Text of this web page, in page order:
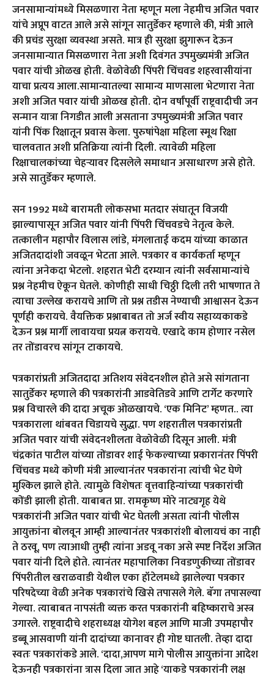
जनसामान्यांमध्ये मिसळणारा नेता म्हणून मला नेहमीच अजित पवार
यांचे अप्रूप वाटत आले असे सांगून सातुर्डेकर म्हणाले की, मंत्री आले
की प्रचंड सुरक्षा व्यवस्था असते. मात्र ही सुरक्षा झुगारून देऊन
जनसामान्यात मिसळणारा नेता अशी दिवंगत उपमुख्यमंत्री अजित
पवार यांची ओळख होती. वेळोवेळी पिंपरी चिंचवड शहरवासीयांना
याचा प्रत्यय आला.सामान्यातल्या सामान्य माणसाला भेटणारा नेता
अशी अजित पवार यांची ओळख होती. दोन वर्षांपूर्वी राष्ट्रवादीची जन
सन्मान यात्रा निगडीत आली असताना उपमुख्यमंत्री अजित पवार
यांनी पिंक रिक्षातून प्रवास केला. पुरुषांपेक्षा महिला स्मूथ रिक्षा
चालवतात अशी प्रतिक्रिया त्यांनी दिली. त्यावेळी महिला
रिक्षाचालकांच्या चेहऱ्यावर दिसलेले समाधान असाधारण असे होते.
असे सातुर्डेकर म्हणाले.
सन 1992 मध्ये बारामती लोकसभा मतदार संघातून विजयी
झाल्यापासून अजित पवार यांनी पिंपरी चिंचवडचे नेतृत्व केले.
तत्कालीन महापौर विलास लांडे, मंगलाताई कदम यांच्या काळात
अजितदादांशी जवळून भेटता आले. पत्रकार व कार्यकर्ता म्हणून
त्यांना अनेकदा भेटलो. शहरात भेटी दरम्यान त्यांनी सर्वसामान्यांचे
प्रश्न नेहमीच ऐकून घेतले. कोणीही साधी चिठ्ठी दिली तरी भाषणात ते
त्याचा उल्लेख करायचे आणि तो प्रश्न तडीस नेण्याची आश्वासन देऊन
पूर्णही करायचे. वैयक्तिक प्रश्नाबाबत तो अर्ज स्वीय सहाय्यकाकडे
देऊन प्रश्न मार्गी लावायचा प्रयत्न करायचे. एखादे काम होणार नसेल
तर तोंडावरच सांगून टाकायचे.
पत्रकारांप्रती अजितदादा अतिशय संवेदनशील होते असे सांगताना
सातुर्डेकर म्हणाले की पत्रकारांनी आडवेतिडवे आणि टार्गेट करणारे
प्रश्न विचारले की दादा अचूक ओळखायचे. ‘एक मिनिट’ म्हणत.. त्या
पत्रकाराला थांबवत चिडायचे सुद्धा. पण शहरातील पत्रकारांप्रती
अजित पवार यांची संवेदनशीलता वेळोवेळी दिसून आली. मंत्री
चंद्रकांत पाटील यांच्या तोंडावर शाई फेकल्याच्या प्रकारानंतर पिंपरी
चिंचवड मध्ये कोणी मंत्री आल्यानंतर पत्रकारांना त्यांची भेट घेणे
मुश्किल झाले होते. त्यामुळे विशेषतः वृत्तवाहिन्यांच्या पत्रकारांची
कोंडी झाली होती. याबाबत प्रा. रामकृष्ण मोरे नाट्यगृह येथे
पत्रकारांनी अजित पवार यांची भेट घेतली असता त्यांनी पोलीस
आयुक्तांना बोलवून आम्ही आल्यानंतर पत्रकारांशी बोलायचं का नाही
ते ठरवू, पण त्याआधी तुम्ही त्यांना अडवू नका असे स्पष्ट निर्देश अजित
पवार यांनी दिले होते. त्यानंतर महापालिका निवडणुकीच्या तोंडावर
पिंपरीतील खराळवाडी येथील एका हॉटेलमध्ये झालेल्या पत्रकार
परिषदेच्या वेळी अनेक पत्रकारांचे खिसे तपासले गेले. बॅगा तपासल्या
गेल्या. त्याबाबत नापसंती व्यक्त करत पत्रकारांनी बहिष्काराचे अस्त्र
उगारले. राष्ट्रवादीचे शहराध्यक्ष योगेश बहल आणि माजी उपमहापौर
डब्बू आसवाणी यांनी दादांच्या कानावर ही गोष्ट घातली. तेव्हा दादा
स्वतः पत्रकारांकडे आले. ‘दादा,आपण मागे पोलीस आयुक्तांना आदेश
देऊनही पत्रकारांना त्रास दिला जात आहे ‘याकडे पत्रकारांनी लक्ष